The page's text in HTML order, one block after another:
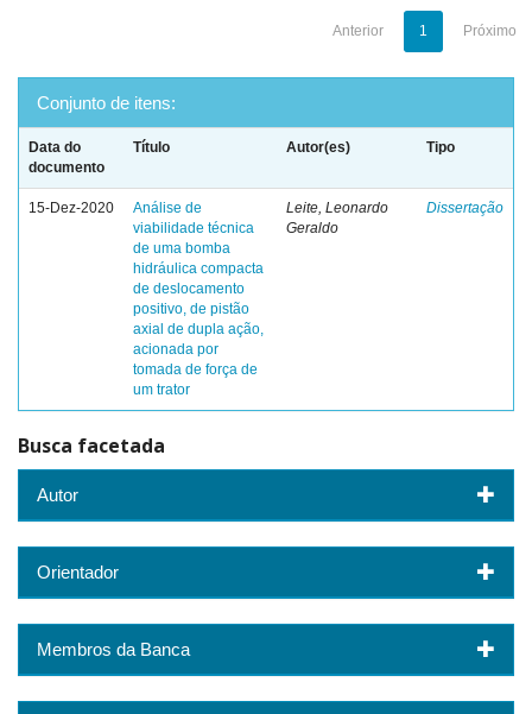
Anterior 1 Próximo
Conjunto de itens:
Data do
documento
Título Autor(es) Tipo
15-Dez-2020
Análise de
viabilidade técnica
de uma bomba
hidráulica compacta
de deslocamento
positivo, de pistão
axial de dupla ação,
acionada por
tomada de força de
um trator
Leite, Leonardo
Geraldo
Dissertação
Busca facetada
Autor
Orientador
Membros da Banca